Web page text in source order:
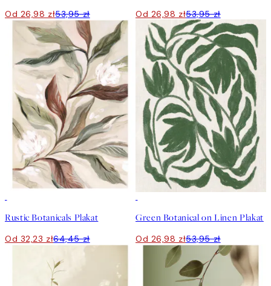
Od 26,98 zł53,95 zł Od 26,98 zł53,95 zł
Rustic Botanicals Plakat
Od 32,23 zł64,45 zł
Green Botanical on Linen Plakat
Od 26,98 zł53,95 zł